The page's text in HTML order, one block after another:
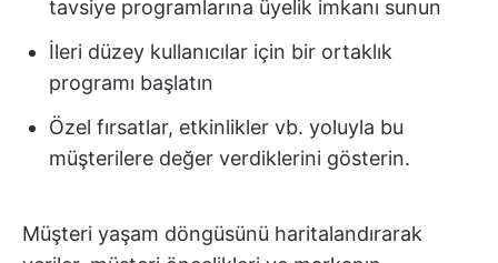
tavsiye programlarına üyelik imkanı sunun
İleri düzey kullanıcılar için bir ortaklık
programı başlatın
Özel fırsatlar, etkinlikler vb. yoluyla bu
müşterilere değer verdiklerini gösterin.
Müşteri yaşam döngüsünü haritalandırarak